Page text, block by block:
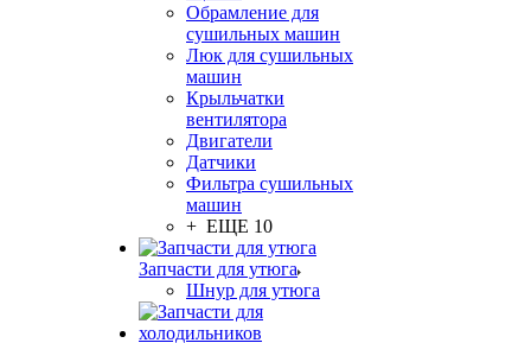
Обрамление для
сушильных машин
Люк для сушильных
машин
Крыльчатки
вентилятора
Двигатели
Датчики
Фильтра сушильных
машин
+ ЕЩЕ 10
Запчасти для утюга
Шнур для утюга